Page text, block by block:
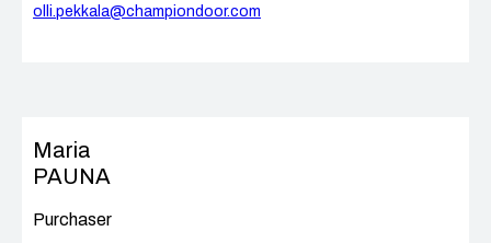
olli.pekkala@championdoor.com
Maria
PAUNA
Purchaser